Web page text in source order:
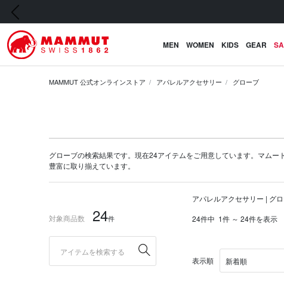
前の画像
MEN WOMEN KIDS GEAR
MAMMUT 公式オンラインストア アパレルアクセサリー グローブ
グローブの検索結果です。現在24アイテムをご用意しています。マムー
豊富に取り揃えています。
対象商品数 24件
アパレルアクセサリー | グ
24件中 1件 ～ 24件を表示
表示順